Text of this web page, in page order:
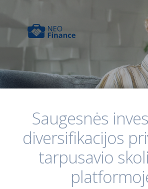
Saugesnės
diversifikacijos
tarpusavio